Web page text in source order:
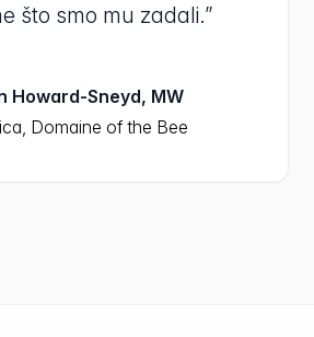
što smo mu zadali.”
Howard-Sneyd, MW
Domaine of the Bee